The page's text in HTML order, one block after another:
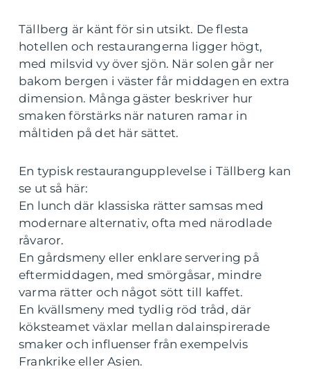
Tällberg är känt för sin utsikt. De flesta
hotellen och restaurangerna ligger högt,
med milsvid vy över sjön. När solen går ner
bakom bergen i väster får middagen en extra
dimension. Många gäster beskriver hur
smaken förstärks när naturen ramar in
måltiden på det här sättet.
En typisk restaurangupplevelse i Tällberg kan
se ut så här:
En lunch där klassiska rätter samsas med
modernare alternativ, ofta med närodlade
råvaror.
En gårdsmeny eller enklare servering på
eftermiddagen, med smörgåsar, mindre
varma rätter och något sött till kaffet.
En kvällsmeny med tydlig röd tråd, där
köksteamet växlar mellan dalainspirerade
smaker och influenser från exempelvis
Frankrike eller Asien.